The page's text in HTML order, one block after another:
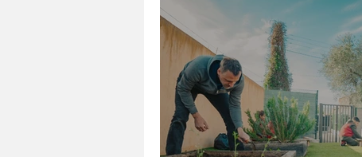
PETITE
PRESSE TRANSPORT
HANDICAP CENTRE DE